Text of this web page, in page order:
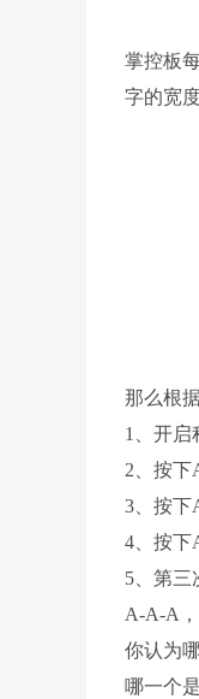
掌控板
字的宽
那么根
1、开启
2、按下
3、按下
4、按下
5、第三
A-A-A
你认为
哪一个